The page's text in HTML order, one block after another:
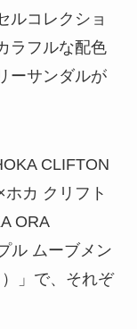
ルコレクショ
ラフルな配色
ーサンダルが
CLIFTON
カ クリフト
ORA
ル ムーブメン
」で、それぞ